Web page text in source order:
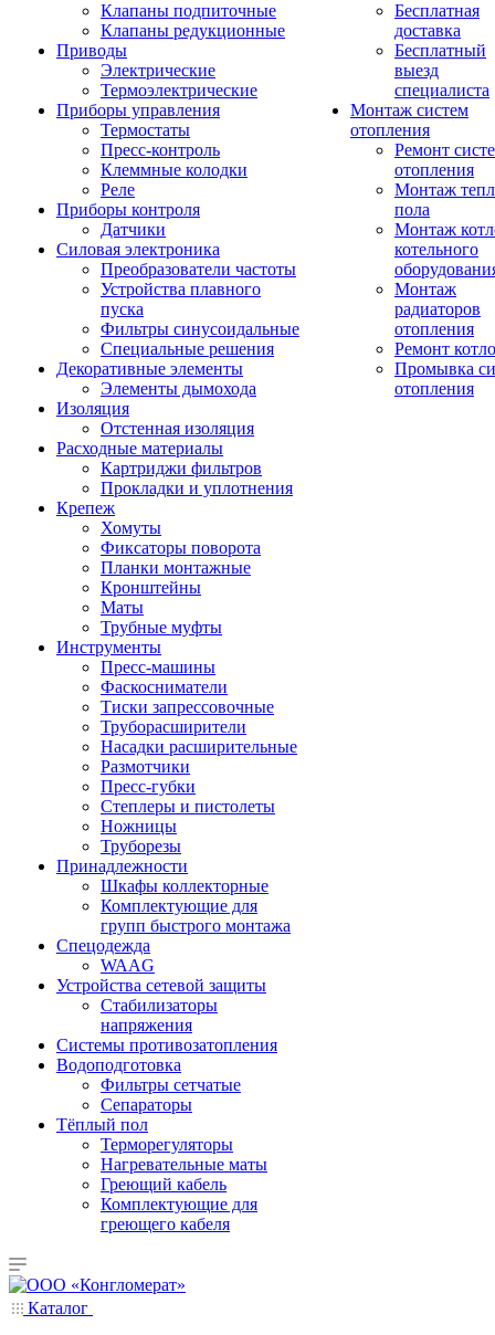
Клапаны подпиточные
Клапаны редукционные
Приводы
Электрические
Термоэлектрические
Приборы управления
Термостаты
Пресс-контроль
Клеммные колодки
Реле
Приборы контроля
Датчики
Силовая электроника
Преобразователи частоты
Устройства плавного
пуска
Фильтры синусоидальные
Специальные решения
Декоративные элементы
Элементы дымохода
Изоляция
Отстенная изоляция
Расходные материалы
Картриджи фильтров
Прокладки и уплотнения
Крепеж
Хомуты
Фиксаторы поворота
Планки монтажные
Кронштейны
Маты
Трубные муфты
Инструменты
Пресс-машины
Фаскосниматели
Тиски запрессовочные
Труборасширители
Насадки расширительные
Размотчики
Пресс-губки
Степлеры и пистолеты
Ножницы
Труборезы
Принадлежности
Шкафы коллекторные
Комплектующие для
групп быстрого монтажа
Спецодежда
WAAG
Устройства сетевой защиты
Стабилизаторы
напряжения
Системы противозатопления
Водоподготовка
Фильтры сетчатые
Сепараторы
Тёплый пол
Терморегуляторы
Нагревательные маты
Греющий кабель
Комплектующие для
греющего кабеля
Бесплатная
доставка
Бесплатный
выезд
специалиста
Монтаж систем
отопления
Ремонт
отопления
Монтаж
пола
Монтаж
котельного
Монтаж
радиаторов
отопления
Ремонт
Промывка
отопления
Каталог